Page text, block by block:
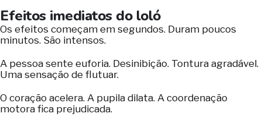
Efeitos imediatos do loló
Os efeitos começam em segundos. Duram poucos
minutos. São intensos.
A pessoa sente euforia. Desinibição. Tontura agradável.
Uma sensação de flutuar.
O coração acelera. A pupila dilata. A coordenação
motora fica prejudicada.